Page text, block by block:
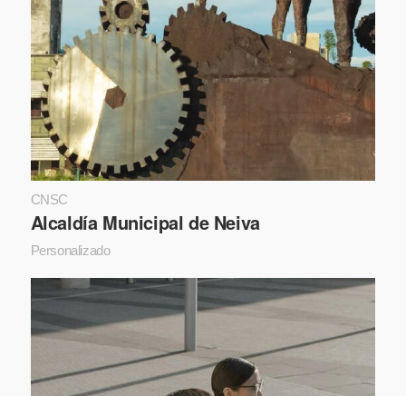
CNSC
Alcaldía Municipal de Neiva
Personalizado